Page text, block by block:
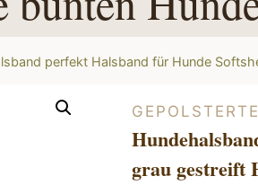
perfekt Halsband für Hunde
grau gestreift